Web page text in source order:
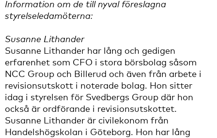
Information om de till nyval föreslagna
styrelseledamöterna:
Susanne Lithander
Susanne Lithander har lång och gedigen
erfarenhet som CFO i stora börsbolag såsom
NCC Group och Billerud och även från arbete i
revisionsutskott i noterade bolag. Hon sitter
idag i styrelsen för Svedbergs Group där hon
också är ordförande i revisionsutskottet.
Susanne Lithander är civilekonom från
Handelshögskolan i Göteborg. Hon har lång